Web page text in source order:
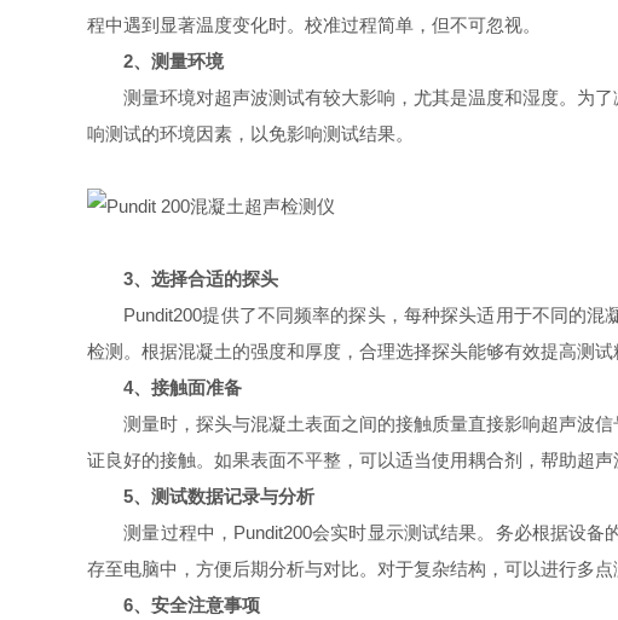
程中遇到显著温度变化时。校准过程简单，但不可忽视。
2、测量环境
测量环境对超声波测试有较大影响，尤其是温度和湿度。为了
响测试的环境因素，以免影响测试结果。
3、选择合适的探头
Pundit200提供了不同频率的探头，每种探头适用于不同的混
检测。根据混凝土的强度和厚度，合理选择探头能够有效提高测试
4、接触面准备
测量时，探头与混凝土表面之间的接触质量直接影响超声波信
证良好的接触。如果表面不平整，可以适当使用耦合剂，帮助超声
5、测试数据记录与分析
测量过程中，Pundit200会实时显示测试结果。务必根据设备
存至电脑中，方便后期分析与对比。对于复杂结构，可以进行多点
6、安全注意事项